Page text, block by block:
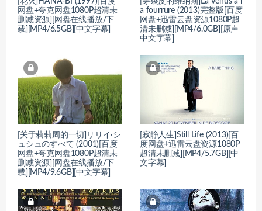
网盘+夸克网盘1080P超清未
删减资源][网盘在线播放/下
载][MP4/6.5GB][中文字幕]
a fourrure (2013)完整版[百度
网盘+迅雷云盘资源1080P超
清未删减][MP4/6.0GB][原声
中文字幕]
[关于莉莉周的一切]リリイ·シ
ュシュのすべて (2001)[百度
网盘+夸克网盘1080P超清未
删减资源][网盘在线播放/下
载][MP4/9.6GB][中文字幕]
[寂静人生]Still Life (2013)[百
度网盘+迅雷云盘资源1080P
超清未删减][MP4/5.7GB][中
文字幕]